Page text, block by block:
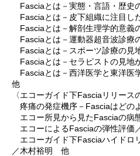
Fasciaとは－実態・言語・歴史
Fasciaとは－皮下組織に注目し
Fasciaとは－解剖生理学的意義
Fasciaとは－運動器超音波診療
Fasciaとは－スポーツ診療の見
Fasciaとは－セラピストの見地
Fasciaとは－西洋医学と東洋医
他
〈エコーガイド下Fasciaリリース
疼痛の発症機序－Fasciaはどの
エコー所見から見たFasciaの
エコーによるFasciaの弾性評価
エコーガイド下Fasciaハイドロ
／木村裕明 他